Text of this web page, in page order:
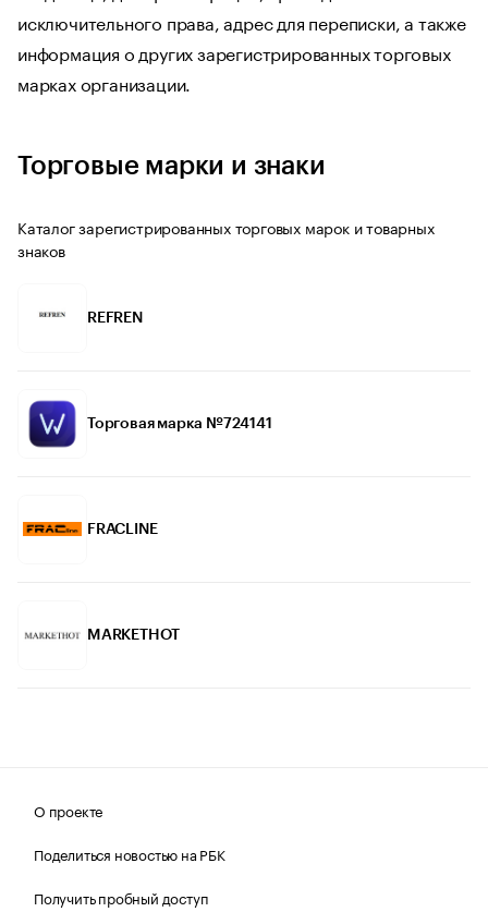
исключительного права, адрес для переписки, а также
информация о других зарегистрированных торговых
марках организации.
Торговые марки и знаки
Каталог зарегистрированных торговых марок и товарных
знаков
REFREN
Торговая марка №724141
FRACLINE
MARKETHOT
О проекте
Поделиться новостью на РБК
Получить пробный доступ